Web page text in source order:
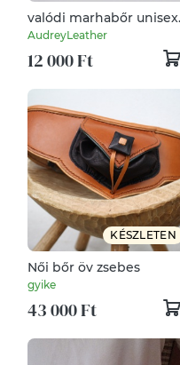
valódi marhabőr unisex
öv 35mm széles / 5 féle
színben
AudreyLeather
12 000 Ft
KÉSZLETEN
Női bőr öv zsebes
gyike
43 000 Ft